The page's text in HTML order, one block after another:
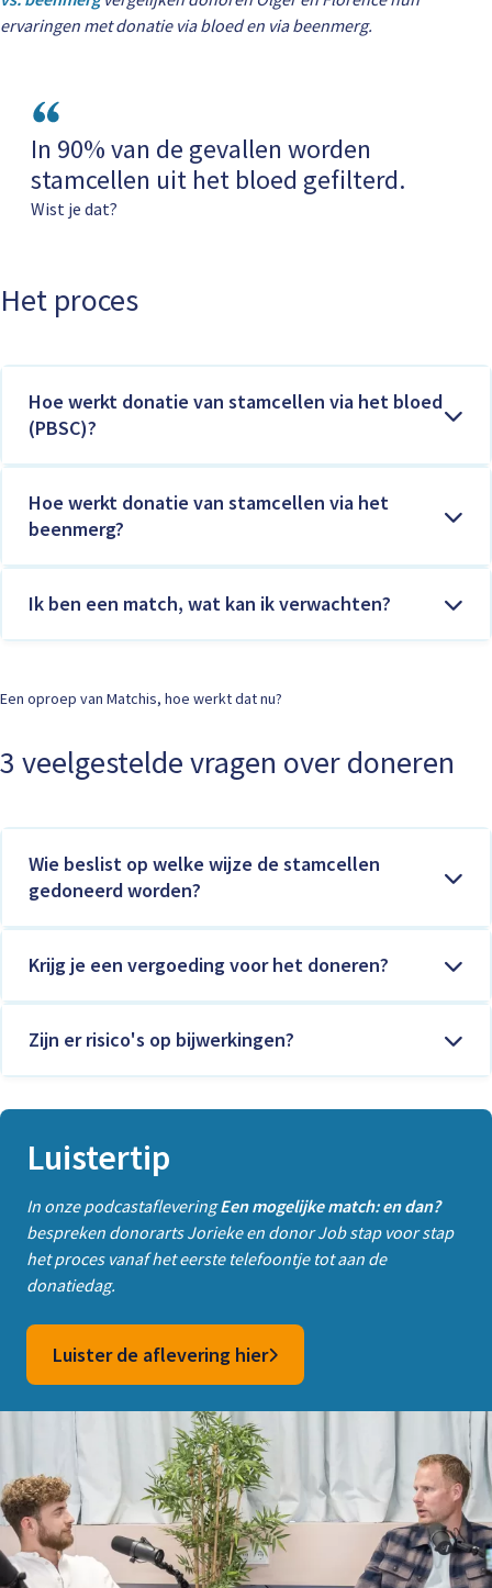
ervaringen met donatie via bloed en via beenmerg.
In 90% van de gevallen worden
stamcellen uit het bloed gefilterd.
Wist je dat?
Het proces
Hoe werkt donatie van stamcellen via het bloed
(PBSC)?
Hoe werkt donatie van stamcellen via het
beenmerg?
Ik ben een match, wat kan ik verwachten?
Een oproep van Matchis, hoe werkt dat nu?
3 veelgestelde vragen over doneren
Wie beslist op welke wijze de stamcellen
gedoneerd worden?
Krijg je een vergoeding voor het doneren?
Zijn er risico's op bijwerkingen?
Luistertip
In onze podcastafleveringEen mogelijke match: en dan?
bespreken donorarts Jorieke en donor Job stap voor stap
het proces vanaf het eerste telefoontje tot aan de
donatiedag.
Luister de aflevering hier